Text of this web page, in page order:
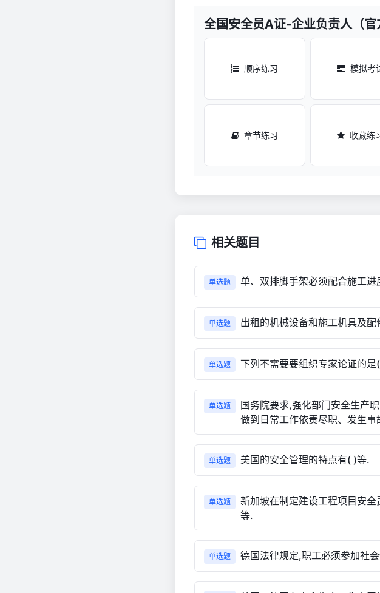
全国安全员A证-企业负责人（官
顺序练习 模拟考
章节练习 收藏练
相关题目
单选题 单、双排脚手架必须配合施工
单选题 出租的机械设备和施工机具及
单选题 下列不需要要组织专家论证的是
单选题
国务院要求,强化部门安全生产
做到日常工作依责尽职、发生事
单选题 美国的安全管理的特点有( )等.
单选题
新加坡在制定建设工程项目安
等.
单选题 德国法律规定,职工必须参加社